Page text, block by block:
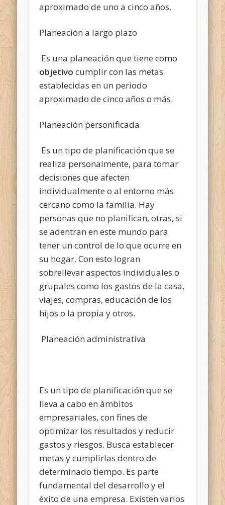
aproximado de uno a cinco años.
Planeación a largo plazo
Es una planeación que tiene como
objetivo cumplir con las metas
establecidas en un periodo
aproximado de cinco años o más.
Planeación personificada
Es un tipo de planificación que se
realiza personalmente, para tomar
decisiones que afecten
individualmente o al entorno más
cercano como la familia. Hay
personas que no planifican, otras, si
se adentran en este mundo para
tener un control de lo que ocurre en
su hogar. Con esto logran
sobrellevar aspectos individuales o
grupales como los gastos de la casa,
viajes, compras, educación de los
hijos o la propia y otros.
Planeación administrativa
Es un tipo de planificación que se
lleva a cabo en ámbitos
empresariales, con fines de
optimizar los resultados y reducir
gastos y riesgos. Busca establecer
metas y cumplirlas dentro de
determinado tiempo. Es parte
fundamental del desarrollo y el
éxito de una empresa. Existen varios